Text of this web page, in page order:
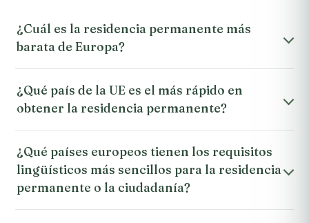
¿Cuál es la residencia permanente más
barata de Europa?
¿Qué país de la UE es el más rápido en
obtener la residencia permanente?
¿Qué países europeos tienen los requisitos
lingüísticos más sencillos para la residencia
permanente o la ciudadanía?